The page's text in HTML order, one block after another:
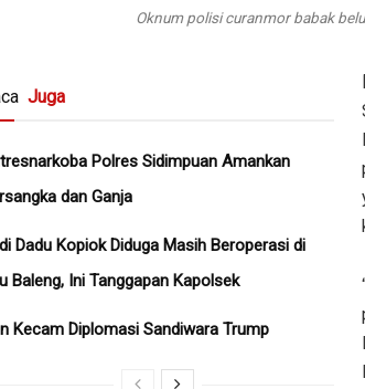
Oknum polisi curanmor babak
Juga
Polres Sidimpuan Amankan
dan Ganja
Dadu Kopiok Diduga Masih Beroperasi di
Baleng, Ini Tanggapan Kapolsek
Kecam Diplomasi Sandiwara Trump